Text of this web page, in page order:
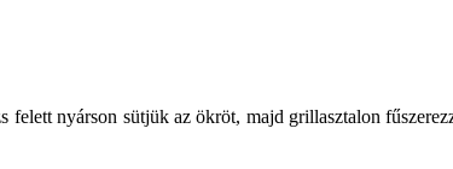
nyárson sütjük az ökröt, majd grillasztalon